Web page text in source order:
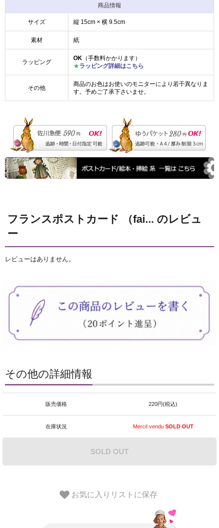
商品情報
サイズ 縦 15cm × 横 9.5cm
素材 紙
ラッピング
OK （手数料かかります）
★ラッピング詳細はこちら
その他
商品のお色はお使いのモニターにより若干異なりま
す。予めご了承下さいませ。
フランスポストカード （fai... のレビュ
ー
レビューはありません。
その他の詳細情報
販売価格 220円(税込)
在庫状況 Merci! venduSOLD OUT
SOLD OUT
お気に入りリストに保存